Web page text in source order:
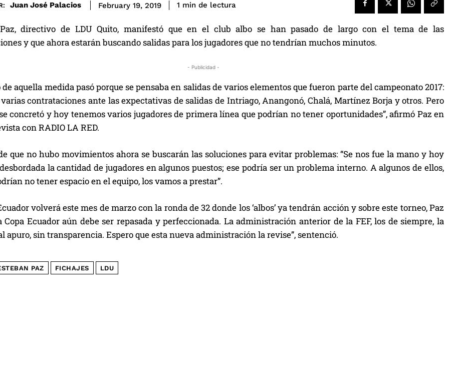
Juan José Palacios February 19, 2019 1 min de lectura
directivo de LDU Quito, manifestó que en el club albo se han pasado de largo con el tema de las
y que ahora estarán buscando salidas para los jugadores que no tendrían muchos minutos.
- Publicidad -
aquella medida pasó porque se pensaba en salidas de varios elementos que fueron parte del campeonato 2017:
contrataciones ante las expectativas de salidas de Intriago, Anangonó, Chalá, Martínez Borja y otros. Pero
concretó y hoy tenemos varios jugadores de primera línea que podrían no tener oportunidades”, afirmó Paz en
con RADIO LA RED.
que no hubo movimientos ahora se buscarán las soluciones para evitar problemas: “Se nos fue la mano y hoy
la cantidad de jugadores en algunos puestos; ese podría ser un problema interno. A algunos de ellos,
no tener espacio en el equipo, los vamos a prestar”.
volverá este mes de marzo con la ronda de 32 donde los ‘albos’ ya tendrán acción y sobre este torneo, Paz
Copa Ecuador aún debe ser repasada y perfeccionada. La administración anterior de la FEF, los de siempre, la
apuro, sin transparencia. Espero que esta nueva administración la revise”, sentenció.
PAZ FICHAJES LDU